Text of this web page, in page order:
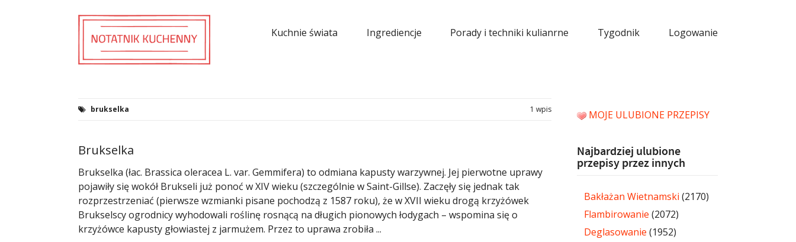
Kuchnie świata Ingrediencje Porady i techniki kulianrne Tygodnik Logowanie
brukselka 1 wpis
Brukselka
Brukselka (łac. Brassica oleracea L. var. Gemmifera) to odmiana kapusty warzywnej. Jej pierwotne uprawy
pojawiły się wokół Brukseli już ponoć w XIV wieku (szczególnie w Saint-Gillse). Zaczęły się jednak tak
rozprzestrzeniać (pierwsze wzmianki pisane pochodzą z 1587 roku), że w XVII wieku drogą krzyżówek
Brukselscy ogrodnicy wyhodowali roślinę rosnącą na długich pionowych łodygach – wspomina się o
krzyżówce kapusty głowiastej z jarmużem. Przez to uprawa zrobiła ...
MOJE ULUBIONE PRZEPISY
Najbardziej ulubione
przepisy przez innych
Bakłażan Wietnamski (2170)
Flambirowanie (2072)
Deglasowanie (1952)